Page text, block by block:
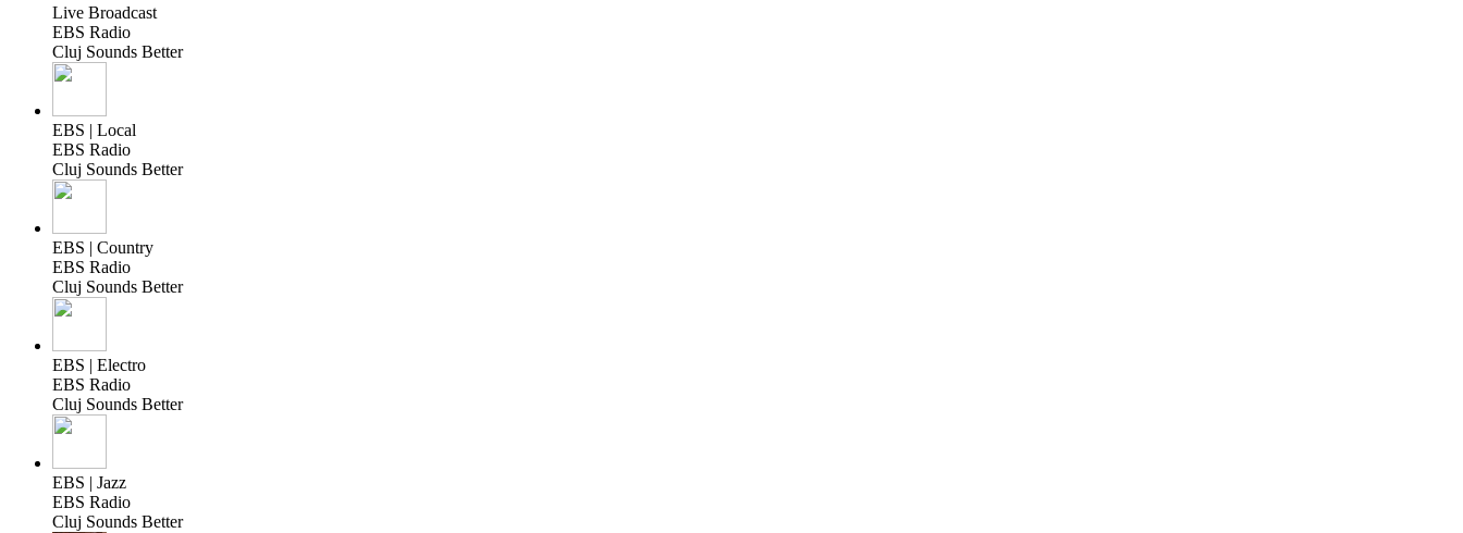
Live Broadcast
EBS Radio
Cluj Sounds Better
EBS | Local
EBS Radio
Cluj Sounds Better
EBS | Country
EBS Radio
Cluj Sounds Better
EBS | Electro
EBS Radio
Cluj Sounds Better
EBS | Jazz
EBS Radio
Cluj Sounds Better